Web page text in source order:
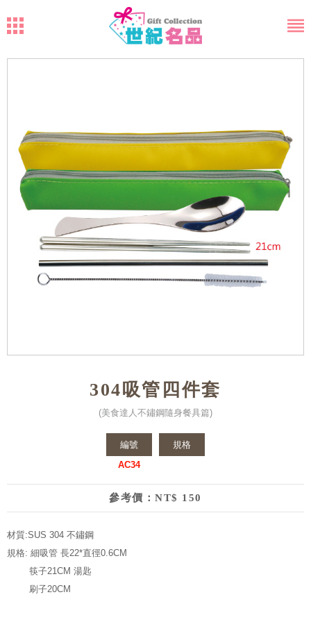
304吸管四件套
(美食達人不鏽鋼隨身餐具篇)
編號
AC34
規格
參考價：NT$ 150
材質:SUS 304 不鏽鋼
規格: 細吸管 長22*直徑0.6CM
筷子21CM 湯匙
刷子20CM